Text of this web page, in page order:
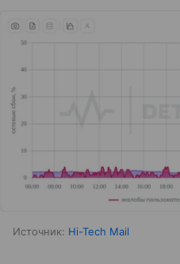
Источник: Hi-Tech Mail